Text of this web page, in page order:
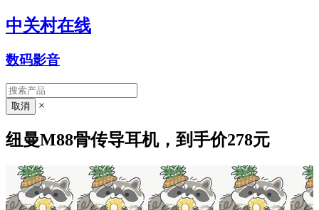
中关村在线
数码影音
×
纽曼M88骨传导耳机，到手价278元